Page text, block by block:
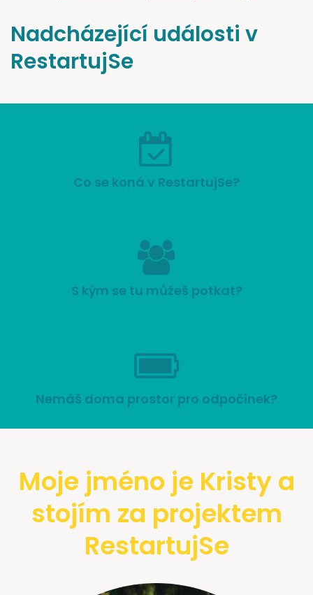
Nadcházející události v
RestartujSe
Co se koná v RestartujSe?
S kým se tu můžeš potkat?
Nemáš doma prostor pro odpočinek?
Moje jméno je Kristy a
stojím za projektem
RestartujSe